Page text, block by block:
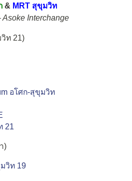
& MRT สุขุมวิท
Asoke Interchange
ท 21)
อโศก-สุขุมวิท
21
)
วิท 19